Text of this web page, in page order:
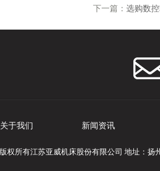
下一篇： 选购数
关于我们 新闻资讯
版权所有江苏亚威机床股份有限公司 地址：